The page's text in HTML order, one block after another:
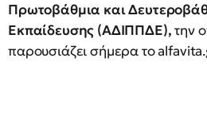
Πρωτοβάθμια και
Εκπαίδευσης (ΑΔΙΠΠΔΕ),την
παρουσιάζει σήμερα το